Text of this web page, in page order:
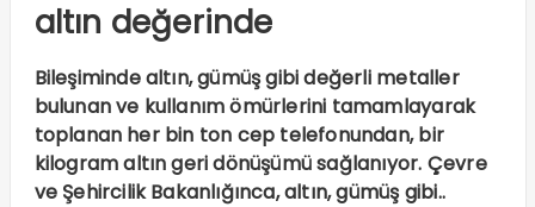
altın değerinde
Bileşiminde altın, gümüş gibi değerli metaller
bulunan ve kullanım ömürlerini tamamlayarak
toplanan her bin ton cep telefonundan, bir
kilogram altın geri dönüşümü sağlanıyor. Çevre
ve Şehircilik Bakanlığınca, altın, gümüş gibi..